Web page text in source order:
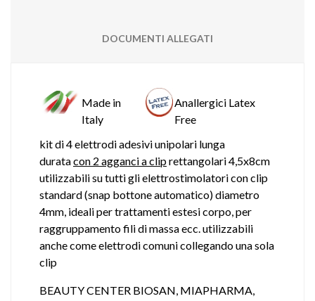
DOCUMENTI ALLEGATI
Made in
Italy
Anallergici Latex
Free
kit di 4 elettrodi adesivi unipolari lunga
duratacon 2 agganci a cliprettangolari 4,5x8cm
utilizzabili su tutti gli elettrostimolatori con clip
standard (snap bottone automatico) diametro
4mm, ideali per trattamenti estesi corpo, per
raggruppamento fili di massa ecc. utilizzabili
anche come elettrodi comuni collegando una sola
clip
BEAUTY CENTER BIOSAN, MIAPHARMA,